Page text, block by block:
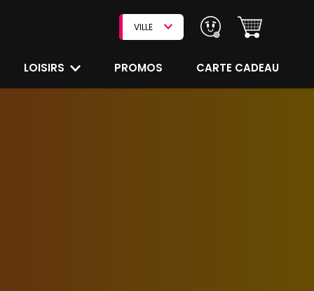
VILLE
LOISIRS PROMOS CARTE CADEAU